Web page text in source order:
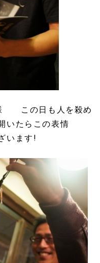
この日も人を殺め
いたらこの表情
ます!